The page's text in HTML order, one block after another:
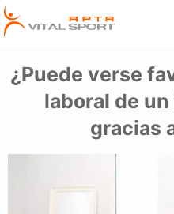
¿Puede verse
laboral de
gracias